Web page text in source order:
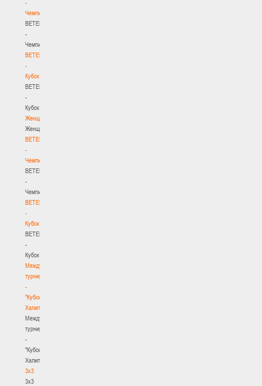
-
Чемпионат
BETERA
-
Чемпионат
BETERA
-
Кубок
BETERA
-
Кубок
Женщины
Женщины
BETERA
-
Чемпионат
BETERA
-
Чемпионат
BETERA
-
Кубок
BETERA
-
Кубок
Международный
турнир
-
"Кубок
Халипского"
Международный
турнир
-
"Кубок
Халипского"
3x3
3x3